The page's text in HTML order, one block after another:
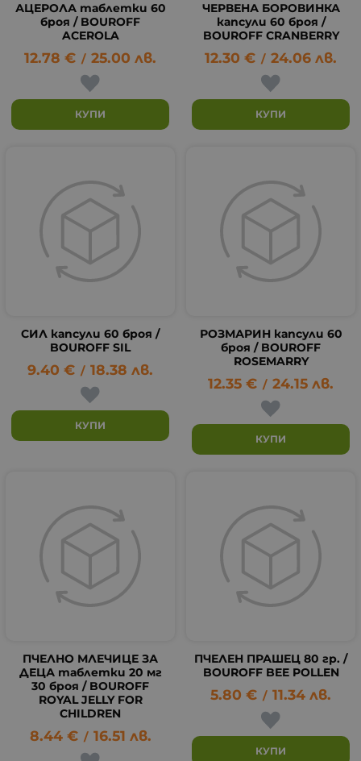
АЦЕРОЛА таблетки 60
броя / BOUROFF
ACEROLA
12.78 € / 25.00 лв.
КУПИ
ЧЕРВЕНА БОРОВИНКА
капсули 60 броя /
BOUROFF CRANBERRY
12.30 € / 24.06 лв.
КУПИ
СИЛ капсули 60 броя /
BOUROFF SIL
9.40 € / 18.38 лв.
КУПИ
РОЗМАРИН капсули 60
броя / BOUROFF
ROSEMARRY
12.35 € / 24.15 лв.
КУПИ
ПЧЕЛНО МЛЕЧИЦЕ ЗА
ДЕЦА таблетки 20 мг
30 броя / BOUROFF
ROYAL JELLY FOR
CHILDREN
8.44 € / 16.51 лв.
ПЧЕЛЕН ПРАШЕЦ 80 гр. /
BOUROFF BEE POLLEN
5.80 € / 11.34 лв.
КУПИ